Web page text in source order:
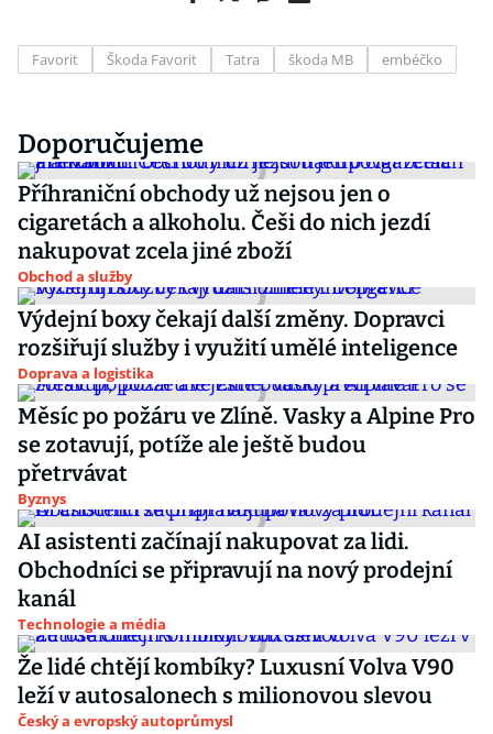
Favorit Škoda Favorit Tatra škoda MB embéčko
Doporučujeme
Příhraniční obchody už nejsou jen o
cigaretách a alkoholu. Češi do nich jezdí
nakupovat zcela jiné zboží
Obchod a služby
Výdejní boxy čekají další změny. Dopravci
rozšiřují služby i využití umělé inteligence
Doprava a logistika
Měsíc po požáru ve Zlíně. Vasky a Alpine Pro
se zotavují, potíže ale ještě budou
přetrvávat
Byznys
AI asistenti začínají nakupovat za lidi.
Obchodníci se připravují na nový prodejní
kanál
Technologie a média
Že lidé chtějí kombíky? Luxusní Volva V90
leží v autosalonech s milionovou slevou
Český a evropský autoprůmysl